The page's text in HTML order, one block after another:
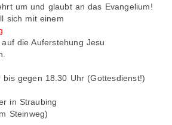
um und glaubt an das Evangelium!
sich mit einem
die Auferstehung Jesu
gegen 18.30 Uhr (Gottesdienst!)
in Straubing
Steinweg)